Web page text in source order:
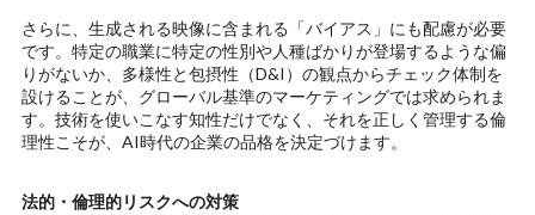
さらに、生成される映像に含まれる「バイアス」にも配慮が必要
です。特定の職業に特定の性別や人種ばかりが登場するような偏
りがないか、多様性と包摂性（D&I）の観点からチェック体制を
設けることが、グローバル基準のマーケティングでは求められま
す。技術を使いこなす知性だけでなく、それを正しく管理する倫
理性こそが、AI時代の企業の品格を決定づけます。
法的・倫理的リスクへの対策